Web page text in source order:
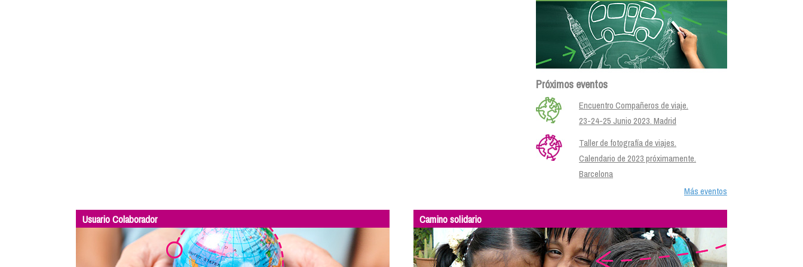
Próximos eventos
Encuentro Compañeros de viaje.
23-24-25 Junio 2023. Madrid
Taller de fotografía de viajes.
Calendario de 2023 próximamente.
Barcelona
Más eventos
Usuario Colaborador Camino solidario